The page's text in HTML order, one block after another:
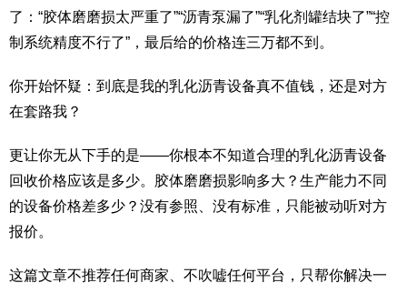
了：“胶体磨磨损太严重了”“沥青泵漏了”“乳化剂罐结块了”“控
制系统精度不行了”，最后给的价格连三万都不到。
你开始怀疑：到底是我的乳化沥青设备真不值钱，还是对方
在套路我？
更让你无从下手的是——你根本不知道合理的乳化沥青设备
回收价格应该是多少。胶体磨磨损影响多大？生产能力不同
的设备价格差多少？没有参照、没有标准，只能被动听对方
报价。
这篇文章不推荐任何商家、不吹嘘任何平台，只帮你解决一